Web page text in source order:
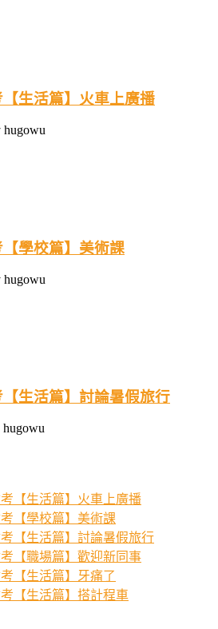
生活篇】火車上廣播
hugowu
學校篇】美術課
hugowu
生活篇】討論暑假旅行
hugowu
【生活篇】火車上廣播
【學校篇】美術課
【生活篇】討論暑假旅行
【職場篇】歡迎新同事
【生活篇】牙痛了
【生活篇】搭計程車